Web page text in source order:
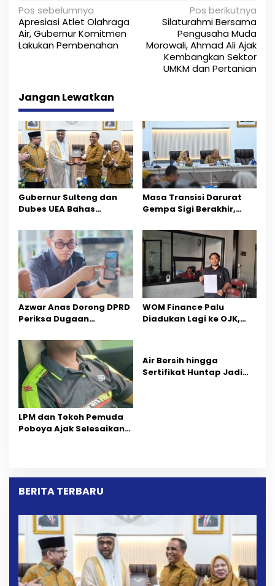
N
a
v
g
a
s
i
p
o
s
Pos sebelumnya
Apresiasi Atlet Olahraga
Air, Gubernur Komitmen
Lakukan Pembenahan
Pos berikutnya
Silaturahmi Bersama
Pengusaha Muda
Morowali, Ahmad Ali Ajak
Kembangkan Sektor
UMKM dan Pertanian
Jangan Lewatkan
Gubernur Sulteng dan
Dubes UEA Bahas
Sektor Jadi Prioritas
Masa Transisi Darurat
Gempa Sigi Berakhir,
Percepatan Pemulihan
Azwar Anas Dorong DPRD
Periksa Dugaan
Wilayah Tambang PT
CPM
‎WOM Finance Palu
Diadukan Lagi ke OJK,
Dipersoalkan ‎
LPM dan Tokoh Pemuda
Poboya Ajak Selesaikan
Air Bersih hingga
Sertifikat Huntap Jadi
BERITA TERBARU